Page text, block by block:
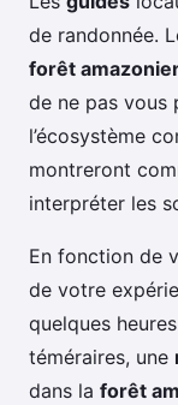
de randonnée.
forêt
de ne pas vous
l’écosystème
montreront
interpréter les
En fonction de
de votre
quelques
téméraires, une
dans la forêt